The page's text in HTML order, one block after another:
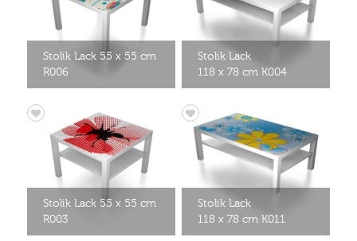
Stolik Lack 55 x 55 cm
R006
Stolik Lack
118 x 78 cm K004
Stolik Lack 55 x 55 cm
R003
Stolik Lack
118 x 78 cm K011